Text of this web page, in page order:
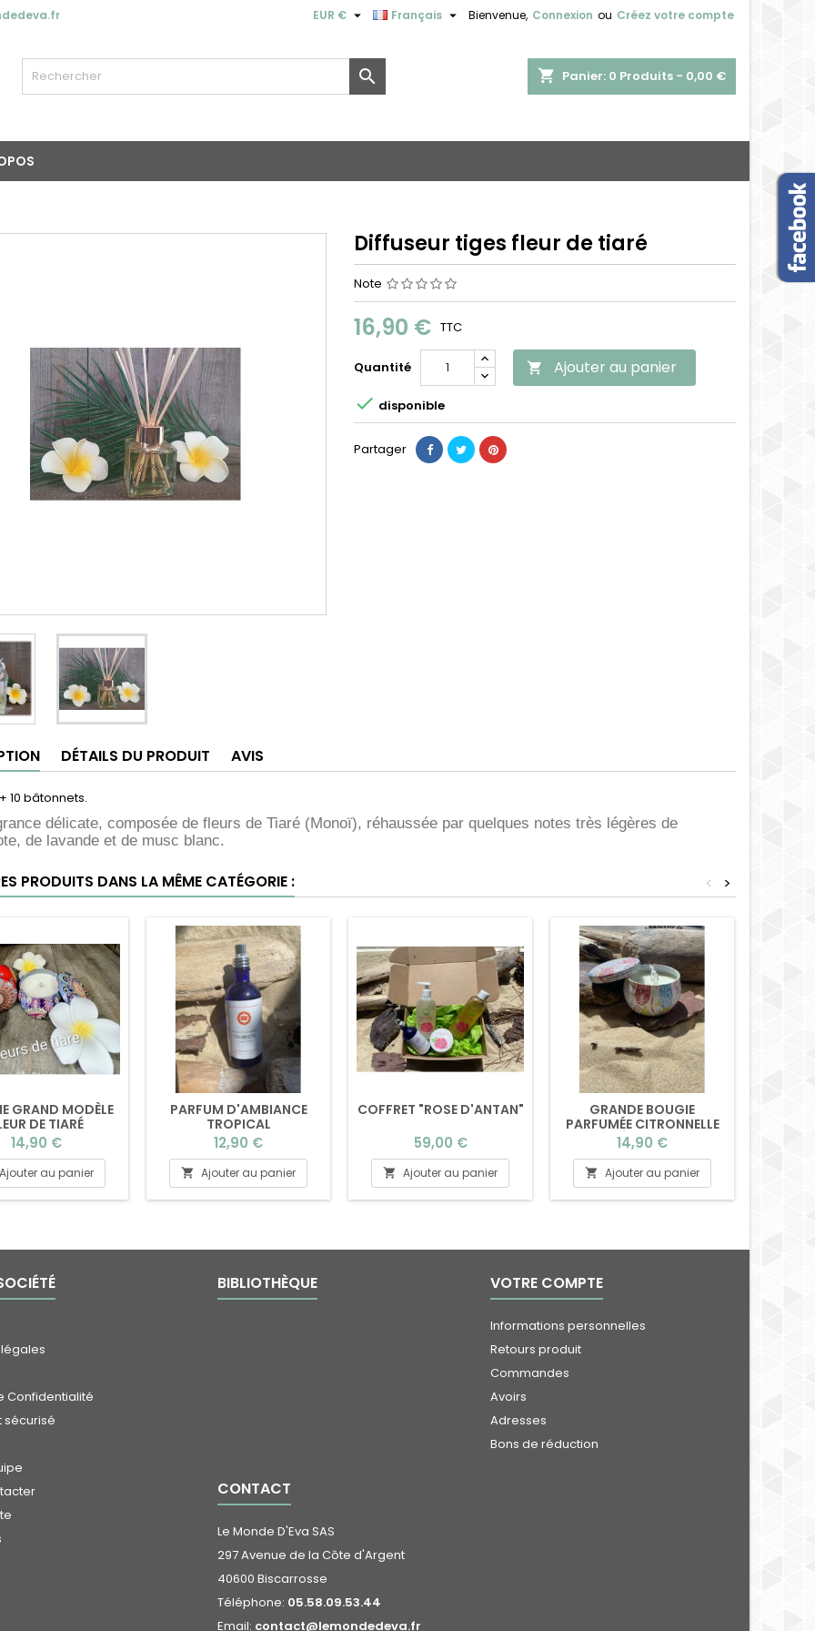
Bienvenue, Connexion ou Créez votre compte
Français 
EUR € 
shopping_cart Panier: 0 Produits - 0,00 €

Diffuseur tiges fleur de tiaré
Note
16,90 € TTC
Quantité  Ajouter au panier
 disponible
Partager
DÉTAILS DU PRODUIT AVIS
10 bâtonnets.
délicate, composée de fleurs de Tiaré (Monoï), réhaussée par quelques notes très légères de
de lavande et de musc blanc.
PRODUITS DANS LA MÊME CATÉGORIE : >
<
GRAND MODÈLE
DE TIARÉ
Prix
14,90 €
Ajouter au panier
PARFUM D'AMBIANCE
TROPICAL
Prix
12,90 €
 Ajouter au panier
COFFRET "ROSE D'ANTAN"
Prix
59,00 €
 Ajouter au panier
GRANDE BOUGIE
PARFUMÉE CITRONNELLE
GÉRANIUM
Prix
14,90 €
 Ajouter au panier
Confidentialité
sécurisé
BIBLIOTHÈQUE VOTRE COMPTE
Informations personnelles
Retours produit
Commandes
Avoirs
Adresses
Bons de réduction
CONTACT
Le Monde D'Eva SAS
297 Avenue de la Côte d'Argent
40600 Biscarrosse
Téléphone: 05.58.09.53.44
Email: contact@lemondedeva.fr